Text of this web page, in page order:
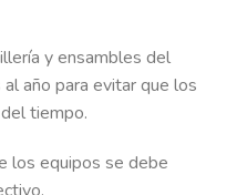
y ensambles del
año para evitar que los
tiempo.
los equipos se debe